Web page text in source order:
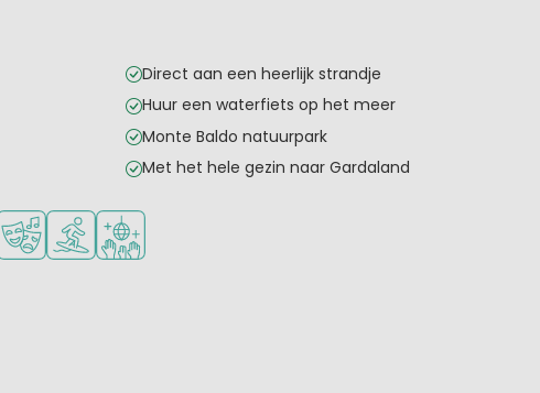
Direct aan een heerlijk strandje
Huur een waterfiets op het meer
Monte Baldo natuurpark
Met het hele gezin naar Gardaland
Supermarkt
of pizzeria
Watersportfaciliteiten
Discotheek